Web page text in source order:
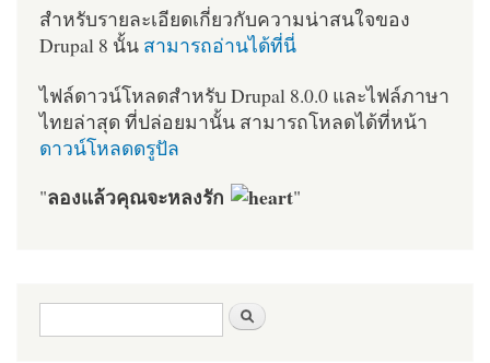
สำหรับรายละเอียดเกี่ยวกับความน่าสนใจของ
Drupal 8 นั้น สามารถอ่านได้ที่นี่
ไฟล์ดาวน์โหลดสำหรับ Drupal 8.0.0 และไฟล์ภาษา
ไทยล่าสุด ที่ปล่อยมานั้น สามารถโหลดได้ที่หน้า
ดาวน์โหลดดรูปัล
"ลองแล้วคุณจะหลงรัก "
ฟอร์มค้นหา